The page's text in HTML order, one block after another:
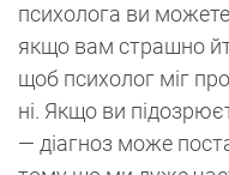
психолога ви
якщо вам страшно
щоб психолог міг
ні. Якщо ви
— діагноз може